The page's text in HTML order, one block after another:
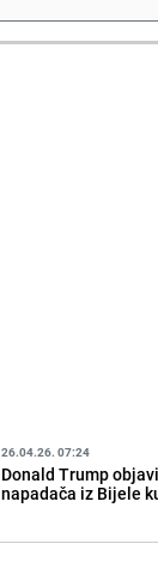
26.04.26. 07:24
Donald Trump
napadača iz Bijele